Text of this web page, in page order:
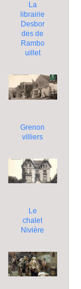
La
librairie
Desbor
des de
Rambo
uillet
Grenon
villiers
Le
chalet
Nivière